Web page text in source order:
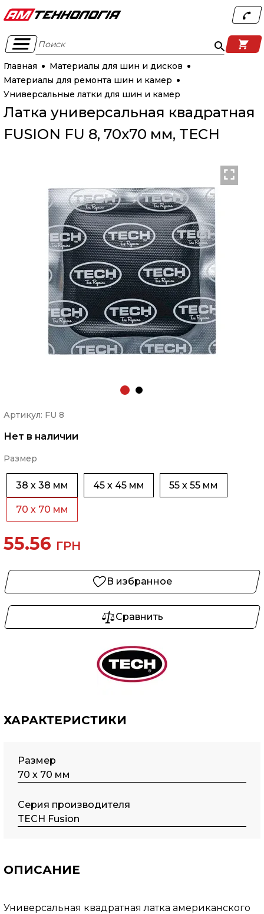
Поиск
Главная
Материалы для шин и дисков
Материалы для ремонта шин и камер
Универсальные латки для шин и камер
Латка универсальная квадратная
FUSION FU 8, 70x70 мм, TECH
Артикул: FU 8
Нет в наличии
Размер
38 х 38 мм 45 х 45 мм 55 х 55 мм
70 х 70 мм
55.56 ГРН
В избранное
Сравнить
ХАРАКТЕРИСТИКИ
Размер
70 х 70 мм
Серия производителя
TECH Fusion
ОПИСАНИЕ
Универсальная квадратная латка американского